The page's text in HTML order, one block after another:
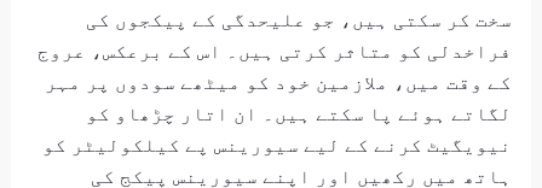
سخت کر سکتی ہیں، جو علیحدگی کے پیکجوں کی
فراخدلی کو متاثر کرتی ہیں۔ اس کے برعکس، عروج
کے وقت میں، ملازمین خود کو میٹھے سودوں پر مہر
لگاتے ہوئے پا سکتے ہیں۔ ان اتار چڑھاو کو
نیویگیٹ کرنے کے لیے سیورینس پے کیلکولیٹر کو
ہاتھ میں رکھیں اور اپنے سیورینس پیکج کی